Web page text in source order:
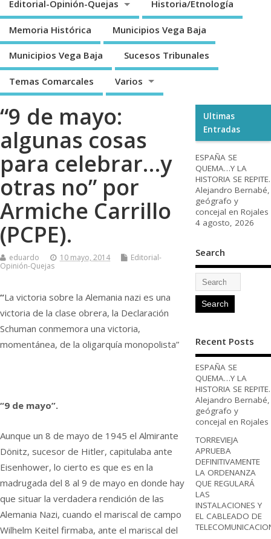
Editorial-Opinión-Quejas Historia/Etnología
Memoria Histórica Municipios Vega Baja
Municipios Vega Baja Sucesos Tribunales
Temas Comarcales Varios
“9 de mayo:
algunas cosas
para celebrar…y
otras no” por
Armiche Carrillo
(PCPE).
eduardo 10 mayo, 2014
Editorial-
Opinión-Quejas
“La victoria sobre la Alemania nazi es una
victoria de la clase obrera, la Declaración
Schuman conmemora una victoria,
momentánea, de la oligarquía monopolista”
“9 de mayo”.
Aunque un 8 de mayo de 1945 el Almirante
Dönitz, sucesor de Hitler, capitulaba ante
Eisenhower, lo cierto es que es en la
madrugada del 8 al 9 de mayo en donde hay
que situar la verdadera rendición de las
Alemania Nazi, cuando el mariscal de campo
Wilhelm Keitel firmaba, ante el mariscal del
Ultimas
Entradas
ESPAÑA SE
QUEMA…Y LA
HISTORIA SE REPITE.
Alejandro Bernabé,
geógrafo y
concejal en Rojales
4 agosto, 2026
Search
Recent Posts
ESPAÑA SE
QUEMA…Y LA
HISTORIA SE REPITE.
Alejandro Bernabé,
geógrafo y
concejal en Rojales
TORREVIEJA
APRUEBA
DEFINITIVAMENTE
LA ORDENANZA
QUE REGULARÁ
LAS
INSTALACIONES Y
EL CABLEADO DE